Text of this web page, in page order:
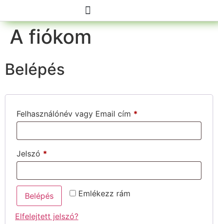
A fiókom
Belépés
Felhasználónév vagy Email cím *
Jelszó *
Emlékezz rám
Belépés
Elfelejtett jelszó?